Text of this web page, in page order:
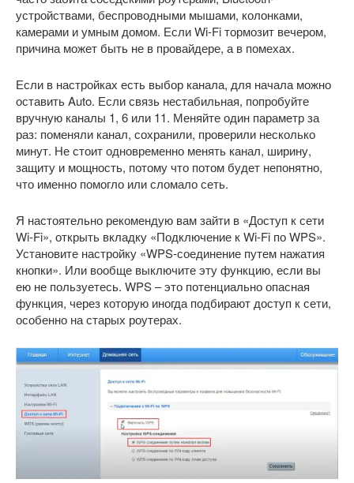
устройствами, беспроводными мышами, колонками,
камерами и умным домом. Если Wi-Fi тормозит вечером,
причина может быть не в провайдере, а в помехах.
Если в настройках есть выбор канала, для начала можно
оставить Auto. Если связь нестабильная, попробуйте
вручную каналы 1, 6 или 11. Меняйте один параметр за
раз: поменяли канал, сохранили, проверили несколько
минут. Не стоит одновременно менять канал, ширину,
защиту и мощность, потому что потом будет непонятно,
что именно помогло или сломало сеть.
Я настоятельно рекомендую вам зайти в «Доступ к сети
Wi-Fi», открыть вкладку «Подключение к Wi-Fi по WPS».
Установите настройку «WPS-соединение путем нажатия
кнопки». Или вообще выключите эту функцию, если вы
ею не пользуетесь. WPS – это потенциально опасная
функция, через которую иногда подбирают доступ к сети,
особенно на старых роутерах.